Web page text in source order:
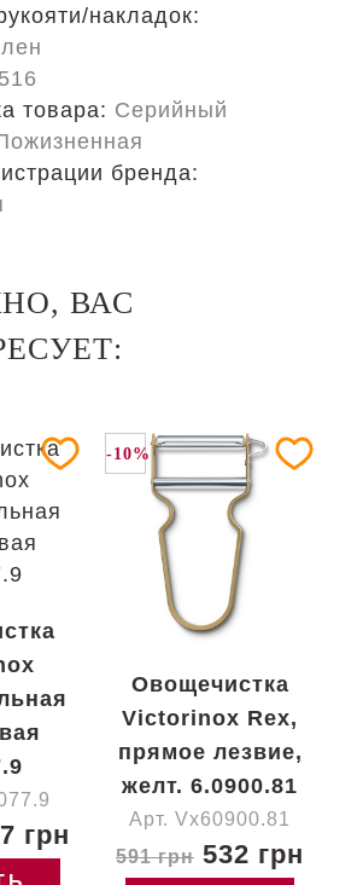
накладок:
товара: Серийный
бренда:
ВАС
грн
-10%
Овощечистка
Victorinox Rex,
прямое лезвие,
желт. 6.0900.81
Арт. Vx60900.81
591 грн 532 грн